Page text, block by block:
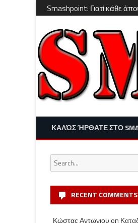
Smashpoint: Γιατί κάθε
ΚΑΛΏΣ ΉΡΘΑΤΕ ΣΤΟ
Search
for:
RECENT COMMENTS
Κώστας Αντωνιου on